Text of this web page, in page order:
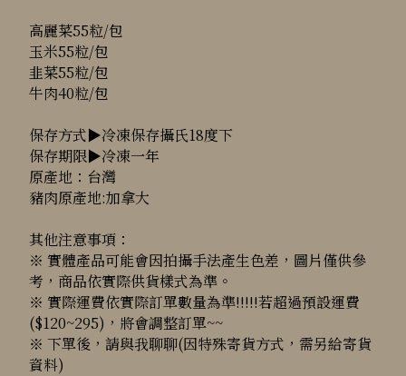
高麗菜55粒/包
玉米55粒/包
韭菜55粒/包
牛肉40粒/包
保存方式▶冷凍保存攝氏18度下
保存期限▶冷凍一年
原產地：台灣
豬肉原產地:加拿大
其他注意事項：
※ 實體產品可能會因拍攝手法產生色差，圖片僅供參
考，商品依實際供貨樣式為準。
※ 實際運費依實際訂單數量為準!!!!!若超過預設運費
($120~295)，將會調整訂單~~
※ 下單後，請與我聊聊(因特殊寄貨方式，需另給寄貨
資料)